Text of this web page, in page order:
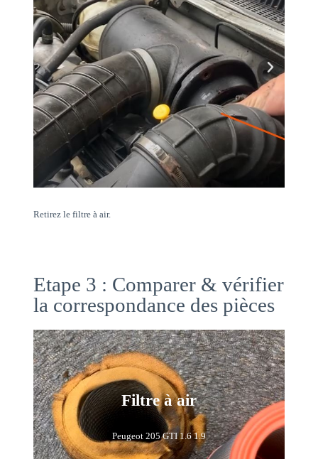
Retirez le filtre à air.
Etape 3 : Comparer & vérifier
la correspondance des pièces
Filtre à air
Peugeot 205 GTI 1.6 1.9